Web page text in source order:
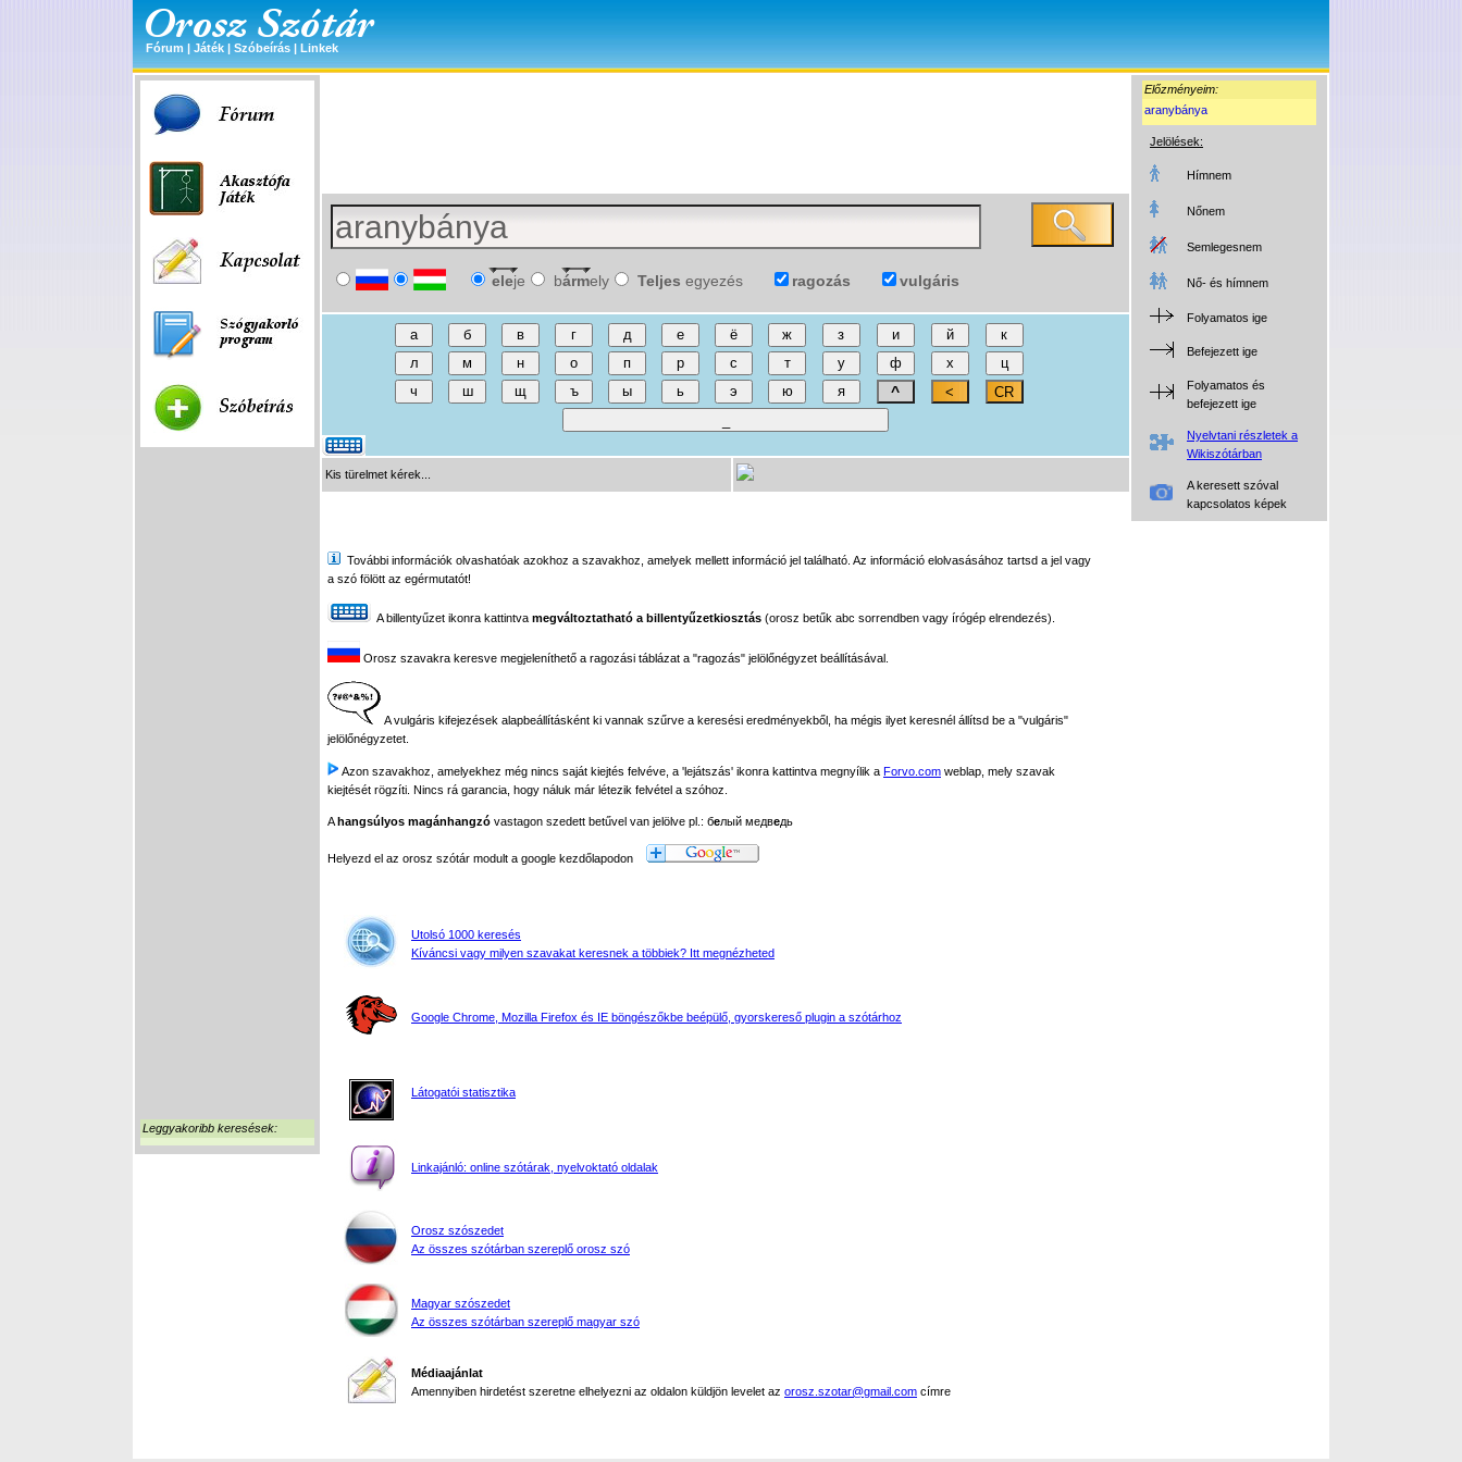
Fórum | Játék | Szóbeírás | Linkek
Előzményeim:
aranybánya
Jelölések:
Hímnem
Nőnem
Semlegesnem
Nő- és hímnem
Folyamatos ige
Befejezett ige
Folyamatos és
befejezett ige
Nyelvtani részletek a
Wikiszótárban
A keresett szóval
kapcsolatos képek
Leggyakoribb keresések:
eleje bármely Teljes egyezés ragozás vulgáris
Kis türelmet kérek...
További információk olvashatóak azokhoz a szavakhoz, amelyek mellett információ jel található. Az információ elolvasásához tartsd a jel vagy
a szó fölött az egérmutatót!
A billentyűzet ikonra kattintva megváltoztatható a billentyűzetkiosztás (orosz betűk abc sorrendben vagy írógép elrendezés).
Orosz szavakra keresve megjeleníthető a ragozási táblázat a "ragozás" jelölőnégyzet beállításával.
A vulgáris kifejezések alapbeállításként ki vannak szűrve a keresési eredményekből, ha mégis ilyet keresnél állítsd be a "vulgáris"
jelölőnégyzetet.
Azon szavakhoz, amelyekhez még nincs saját kiejtés felvéve, a 'lejátszás' ikonra kattintva megnyílik a Forvo.com weblap, mely szavak
kiejtését rögzíti. Nincs rá garancia, hogy náluk már létezik felvétel a szóhoz.
Ahangsúlyos magánhangzó vastagon szedett betűvel van jelölve pl.: белый медведь
Helyezd el az orosz szótár modult a google kezdőlapodon
Utolsó 1000 keresés
Kíváncsi vagy milyen szavakat keresnek a többiek? Itt megnézheted
Google Chrome, Mozilla Firefox és IE böngészőkbe beépülő, gyorskereső plugin a szótárhoz
Látogatói statisztika
Linkajánló: online szótárak, nyelvoktató oldalak
Orosz szószedet
Az összes szótárban szereplő orosz szó
Magyar szószedet
Az összes szótárban szereplő magyar szó
Médiaajánlat
Amennyiben hirdetést szeretne elhelyezni az oldalon küldjön levelet az orosz.szotar@gmail.com címre